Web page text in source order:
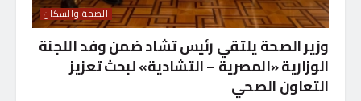
الصحة والسكان
وزير الصحة يلتقي رئيس تشاد ضمن وفد اللجنة
الوزارية «المصرية – التشادية» لبحث تعزيز
التعاون الصحي